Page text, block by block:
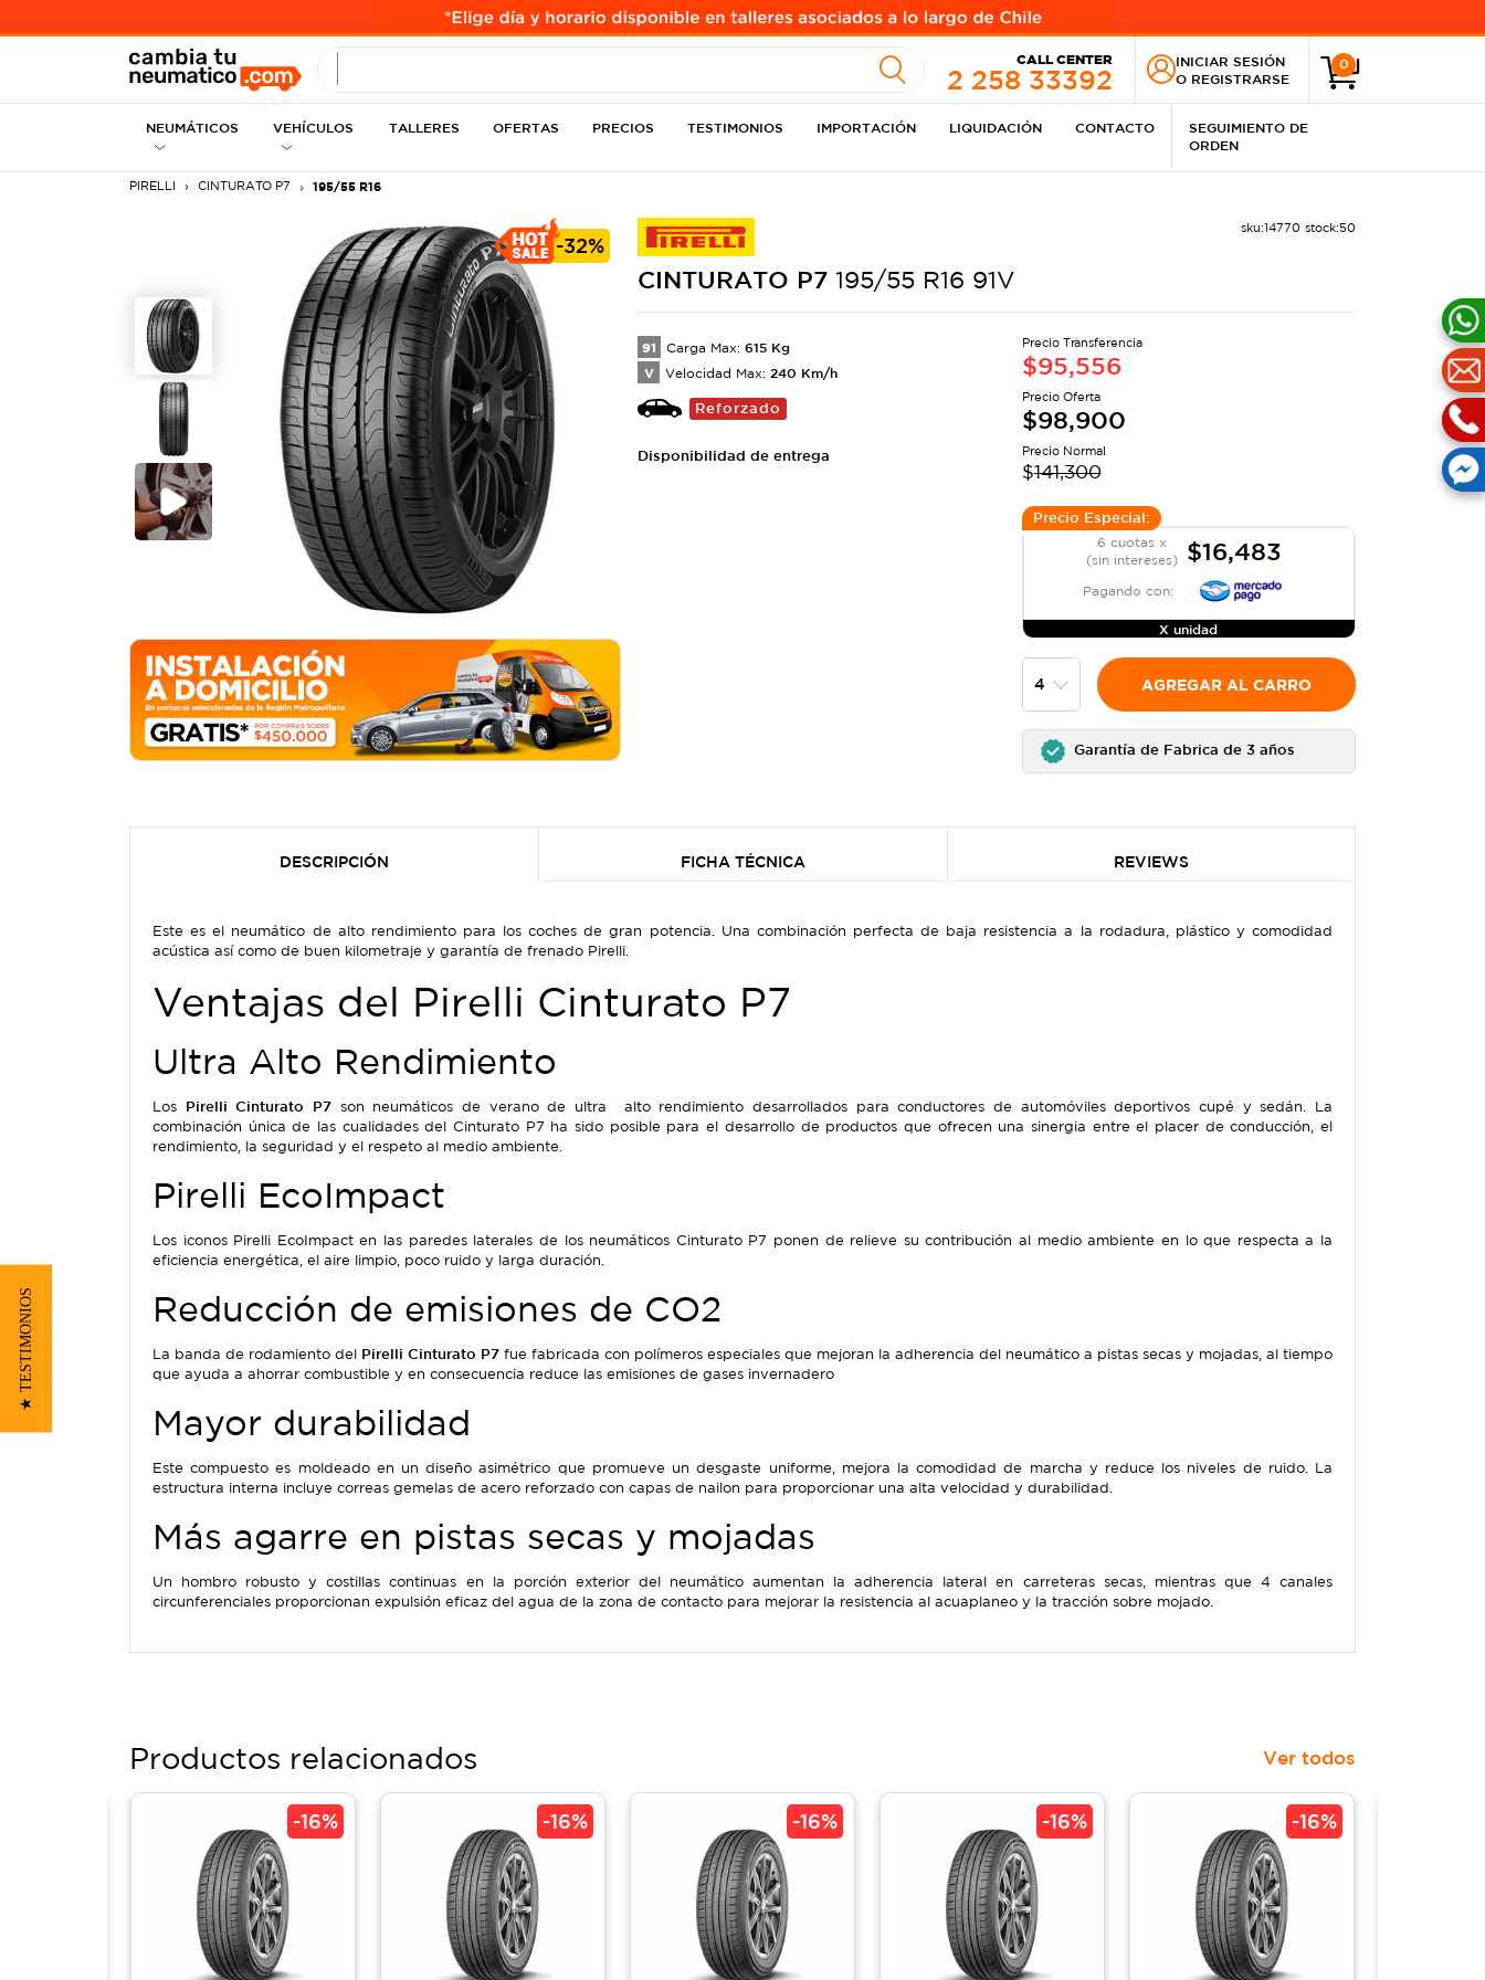
CALL CENTER
2 258 33392
INICIAR SESIÓN
O REGISTRARSE
0
NEUMÁTICOS VEHÍCULOS TALLERES OFERTAS PRECIOS TESTIMONIOS IMPORTACIÓN LIQUIDACIÓN CONTACTO
SEGUIMIENTO DE
ORDEN
PIRELLI CINTURATO P7 195/55 R16
-32%
sku:14770 stock:50
CINTURATO P7 195/55 R16 91V
91 Carga Max: 615 Kg
V Velocidad Max: 240 Km/h
Reforzado
Disponibilidad de entrega
Precio Transferencia
$95,556
Precio Oferta
$98,900
Precio Normal
$141,300
Precio Especial:
6 cuotas x
(sin intereses)
$16,483
Pagando con:
X unidad
AGREGAR AL CARRO
Garantía de Fabrica de 3 años
DESCRIPCIÓN FICHA TÉCNICA REVIEWS
Este es el neumático de alto rendimiento para los coches de gran potencia. Una combinación perfecta de baja resistencia a la rodadura, plástico y comodidad
acústica así como de buen kilometraje y garantía de frenado Pirelli.
Ventajas del Pirelli Cinturato P7
Ultra Alto Rendimiento
Los Pirelli Cinturato P7 son neumáticos de verano de ultra alto rendimiento desarrollados para conductores de automóviles deportivos cupé y sedán. La
combinación única de las cualidades del Cinturato P7 ha sido posible para el desarrollo de productos que ofrecen una sinergia entre el placer de conducción, el
rendimiento, la seguridad y el respeto al medio ambiente.
Pirelli EcoImpact
Los iconos Pirelli EcoImpact en las paredes laterales de los neumáticos Cinturato P7 ponen de relieve su contribución al medio ambiente en lo que respecta a la
eficiencia energética, el aire limpio, poco ruido y larga duración.
Reducción de emisiones de CO2
La banda de rodamiento del Pirelli Cinturato P7 fue fabricada con polímeros especiales que mejoran la adherencia del neumático a pistas secas y mojadas, al tiempo
que ayuda a ahorrar combustible y en consecuencia reduce las emisiones de gases invernadero
Mayor durabilidad
Este compuesto es moldeado en un diseño asimétrico que promueve un desgaste uniforme, mejora la comodidad de marcha y reduce los niveles de ruido. La
estructura interna incluye correas gemelas de acero reforzado con capas de nailon para proporcionar una alta velocidad y durabilidad.
Más agarre en pistas secas y mojadas
Un hombro robusto y costillas continuas en la porción exterior del neumático aumentan la adherencia lateral en carreteras secas, mientras que 4 canales
circunferenciales proporcionan expulsión eficaz del agua de la zona de contacto para mejorar la resistencia al acuaplaneo y la tracción sobre mojado.
Productos relacionados Ver todos
-16% -16% -16% -16% -16%
★ TESTIMONIOS